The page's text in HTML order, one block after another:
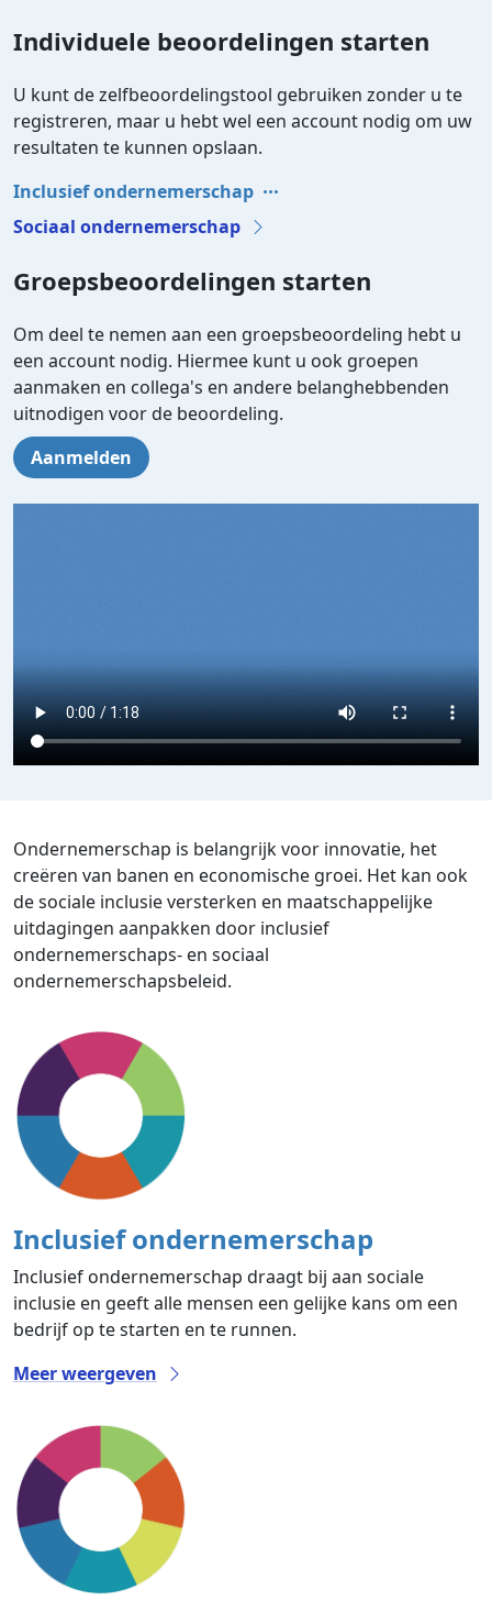
Individuele beoordelingen starten
U kunt de zelfbeoordelingstool gebruiken zonder u te
registreren, maar u hebt wel een account nodig om uw
resultaten te kunnen opslaan.
Inclusief ondernemerschap
Sociaal ondernemerschap
Groepsbeoordelingen starten
Om deel te nemen aan een groepsbeoordeling hebt u
een account nodig. Hiermee kunt u ook groepen
aanmaken en collega's en andere belanghebbenden
uitnodigen voor de beoordeling.
Aanmelden
Ondernemerschap is belangrijk voor innovatie, het
creëren van banen en economische groei. Het kan ook
de sociale inclusie versterken en maatschappelijke
uitdagingen aanpakken door inclusief
ondernemerschaps- en sociaal
ondernemerschapsbeleid.
Inclusief ondernemerschap
Inclusief ondernemerschap draagt bij aan sociale
inclusie en geeft alle mensen een gelijke kans om een
bedrijf op te starten en te runnen.
Meer weergeven